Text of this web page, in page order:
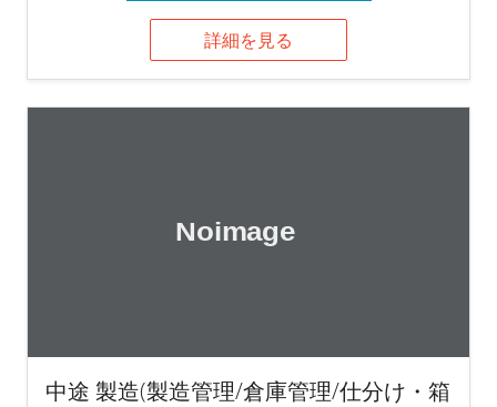
詳細を見る
中途 製造(製造管理/倉庫管理/仕分け・箱